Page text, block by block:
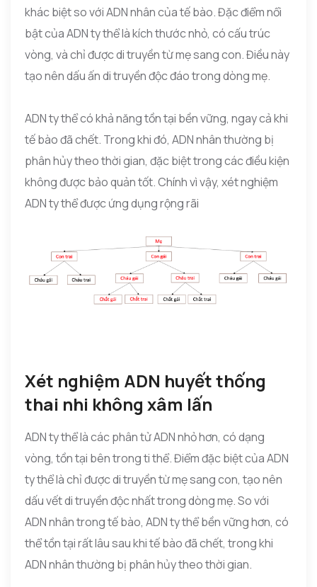
khác biệt so với ADN nhân của tế bào. Đặc điểm nổi
bật của ADN ty thể là kích thước nhỏ, có cấu trúc
vòng, và chỉ được di truyền từ mẹ sang con. Điều này
tạo nên dấu ấn di truyền độc đáo trong dòng mẹ.
ADN ty thể có khả năng tồn tại bền vững, ngay cả khi
tế bào đã chết. Trong khi đó, ADN nhân thường bị
phân hủy theo thời gian, đặc biệt trong các điều kiện
không được bảo quản tốt. Chính vì vậy, xét nghiệm
ADN ty thể được ứng dụng rộng rãi
Xét nghiệm ADN huyết thống
thai nhi không xâm lấn
ADN ty thể là các phân tử ADN nhỏ hơn, có dạng
vòng, tồn tại bên trong ti thể. Điểm đặc biệt của ADN
ty thể là chỉ được di truyền từ mẹ sang con, tạo nên
dấu vết di truyền độc nhất trong dòng mẹ. So với
ADN nhân trong tế bào, ADN ty thể bền vững hơn, có
thể tồn tại rất lâu sau khi tế bào đã chết, trong khi
ADN nhân thường bị phân hủy theo thời gian.